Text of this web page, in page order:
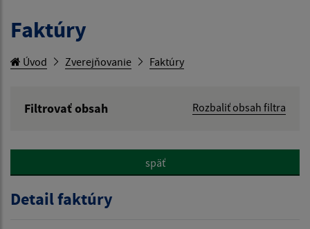
Faktúry
Úvod Zverejňovanie Faktúry
Filtrovať obsah
Rozbaliť obsah filtra
Hľadať v:
späť
Detail faktúry